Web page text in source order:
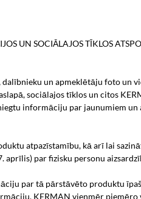
UN SOCIĀLAJOS TĪKLOS
dalībnieku un apmeklētāju foto un
sociālajos tīklos un citos
informāciju par jaunumiem
atpazīstamību, kā arī lai
aprīlis) par fizisku personu
par tā pārstāvēto produktu
KERMAN vienmēr piemēro